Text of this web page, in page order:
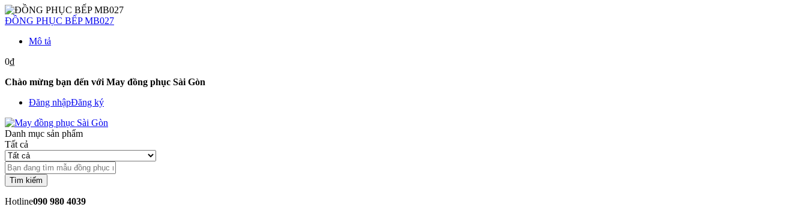
ĐỒNG PHỤC BẾP MB027
Mô tả
0₫
Chào mừng bạn đến với May đồng phục Sài Gòn
Đăng nhậpĐăng ký
Danh mục sản phẩm
Tất cả
Tìm kiếm
Hotline090 980 4039